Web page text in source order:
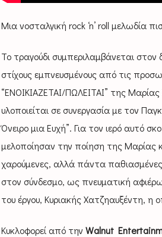
Μια νοσταλγική rock ‘n’ roll μελωδία
Το τραγούδι συμπεριλαμβάνεται στον
στίχους εμπνευσμένους από τις
“ΕΝΟΙΚΙΑΖΕΤΑΙ/ΠΩΛΕΙΤΑΙ” της
υλοποιείται σε συνεργασία με τον
Όνειρο μια Ευχή”. Για τον ιερό αυτό
μελοποίησαν την ποίηση της Μαρίας
χαρούμενες, αλλά πάντα
στον σύνδεσμο, ως πνευματική
του έργου, Κυριακής Χατζηαυξέντη, η
Κυκλοφορεί από την Walnut